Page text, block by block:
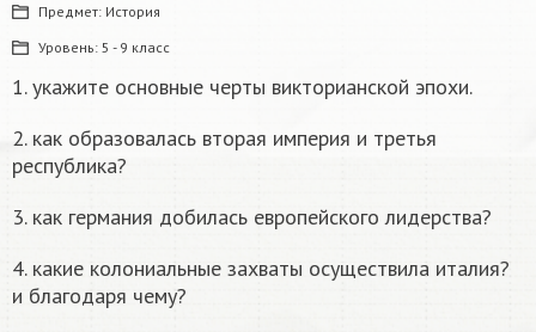
Предмет: История
Уровень: 5 - 9 класс
1. укажите основные черты викторианской эпохи.
2. как образовалась вторая империя и третья
республика?
3. как германия добилась европейского лидерства?
4. какие колониальные захваты осуществила италия?
и благодаря чему?